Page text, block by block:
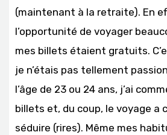
(maintenant à la retraite). En
l’opportunité de voyager
mes billets étaient gratuits.
je n’étais pas tellement
l’âge de 23 ou 24 ans, j’ai
billets et, du coup, le voyage a
séduire (rires). Même mes